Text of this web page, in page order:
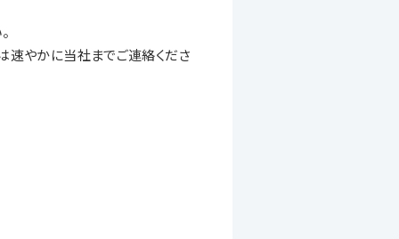
速やかに当社までご連絡くださ